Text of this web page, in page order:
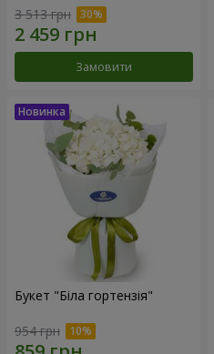
3 513 грн
Замовити
Букет "Біла гортензія"
954 грн